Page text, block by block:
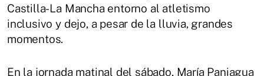
Castilla-La Mancha entorno al atletismo
inclusivo y dejo, a pesar de la lluvia, grandes
momentos.
En la jornada matinal del sábado, María Paniagua